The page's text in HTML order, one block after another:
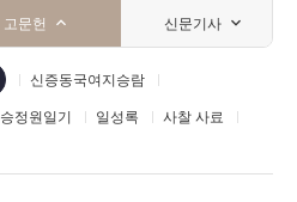
고문헌 신문기사
신증동국여지승람
승정원일기 일성록
사찰 사료